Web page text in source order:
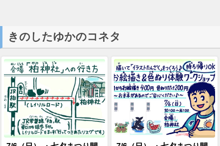
きのしたゆかのコネタ